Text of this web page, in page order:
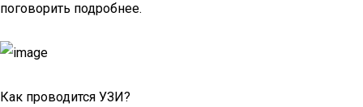
поговорить подробнее.
Как проводится УЗИ?